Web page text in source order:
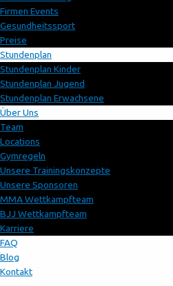
Firmen Events
Gesundheitssport
Preise
Stundenplan
Stundenplan Kinder
Stundenplan Jugend
Stundenplan Erwachsene
Über Uns
Team
Locations
Gymregeln
Unsere Trainingskonzepte
Unsere Sponsoren
MMA Wettkampfteam
BJJ Wettkampfteam
Karriere
FAQ
Blog
Kontakt